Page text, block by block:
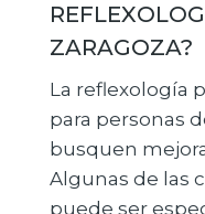
ZARAGOZA?
La reflexología
para personas
busquen
Algunas de las
puede ser